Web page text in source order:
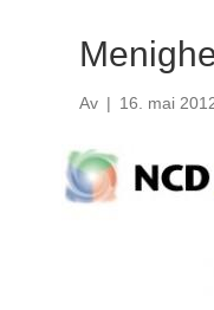
Av | 16. mai